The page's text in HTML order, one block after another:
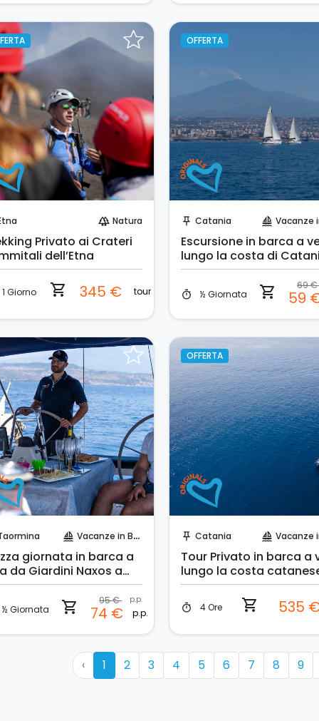
forest Natura
Privato ai Crateri
dell’Etna
1 Giorno shopping_cart 345 € tour
OFFERTA
push_pin Catania sailing Vacanze in
Escursione in barca a
lungo la costa di
timer ½ Giornata shopping_cart 69 €
59
sailing Vacanze in Barca
giornata in barca a
da Giardini Naxos a
½ Giornata shopping_cart 95 € p.p.
74 € p.p.
OFFERTA
push_pin Catania sailing Vacanze in
Tour Privato in barca a
lungo la costa
timer 4 Ore shopping_cart 535
‹ 1 2 3 4 5 6 7 8 9